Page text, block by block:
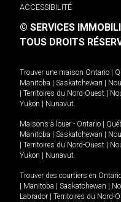
ACCESSIBILITÉ
© SERVICES
TOUS DROITS
Trouver une maison Ontario
Manitoba
Saskatchewan
Territoires du Nord-Ouest
Yukon
Nunavut.
Maisons à louer - Ontario
Manitoba
Saskatchewan
Territoires du Nord-Ouest
Yukon
Nunavut.
Trouver des courtiers en
Manitoba Saskatchewan
Labrador
Territoires du Nord-